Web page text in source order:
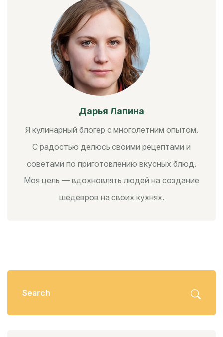
Дарья Лапина
Я кулинарный блогер с многолетним опытом.
С радостью делюсь своими рецептами и
советами по приготовлению вкусных блюд.
Моя цель — вдохновлять людей на создание
шедевров на своих кухнях.